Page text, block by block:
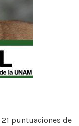
21 puntuaciones de